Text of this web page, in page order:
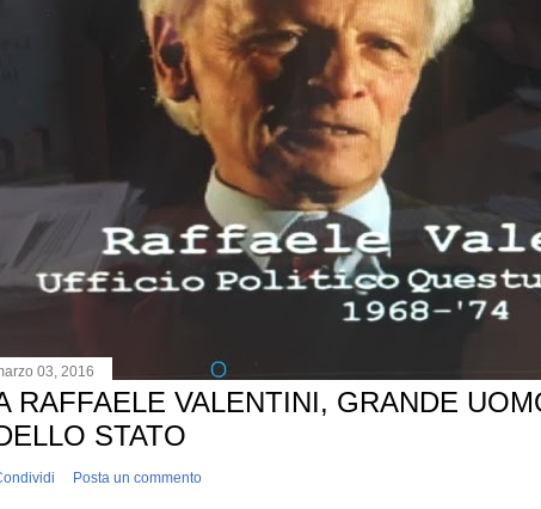
03, 2016
RAFFAELE VALENTINI, GRANDE
STATO
Posta un commento